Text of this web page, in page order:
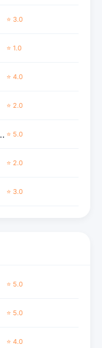
⭐ 3.0
⭐ 1.0
⭐ 4.0
⭐ 2.0
程实录 ⭐ 5.0
⭐ 2.0
⭐ 3.0
⭐ 5.0
⭐ 5.0
⭐ 4.0